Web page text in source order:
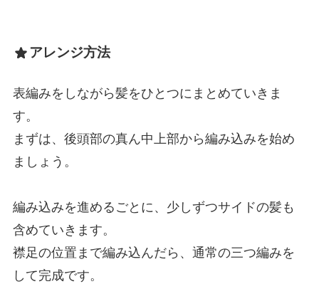
アレンジ方法
表編みをしながら髪をひとつにまとめていきま
す。
まずは、後頭部の真ん中上部から編み込みを始め
ましょう。
編み込みを進めるごとに、少しずつサイドの髪も
含めていきます。
襟足の位置まで編み込んだら、通常の三つ編みを
して完成です。